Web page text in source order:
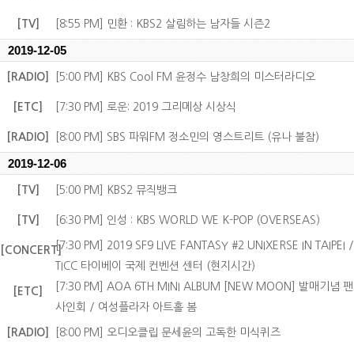
[TV] [8:55 PM] 민환 : KBS2 살림하는 남자들 시즌2
2019-12-05
[RADIO] [5:00 PM] KBS Cool FM 윤정수 남창희의 미스터라디오
[ETC] [7:30 PM] 로운: 2019 그리메상 시상식
[RADIO] [8:00 PM] SBS 파워FM 정소민의 영스트리트 (유나 불참)
2019-12-06
[TV] [5:00 PM] KBS2 뮤직뱅크
[TV] [6:30 PM] 인성 : KBS WORLD WE K-POP (OVERSEAS)
[CONCERT][7:30 PM] 2019 SF9 LIVE FANTASY #2 UNIXERSE IN TAIPEI /
TICC 타이베이 국제 컨벤션 센터 (현지시간)
[ETC]
[7:30 PM] AOA 6TH MINI ALBUM [NEW MOON] 발매기념 팬
사인회 / 여성플라자 아트홀 봄
[RADIO] [8:00 PM] 오디오클립 문세윤의 고독한 미식퀴즈